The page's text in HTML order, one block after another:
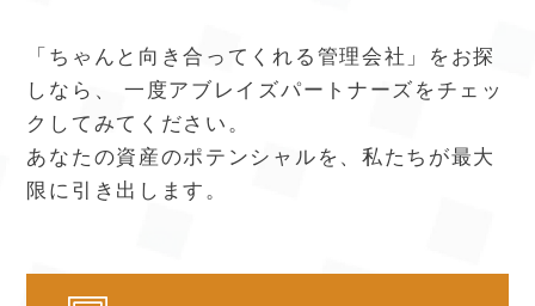
「ちゃんと向き合ってくれる管理会社」をお探
しなら、
一度アブレイズパートナーズをチェッ
クしてみてください。
あなたの資産のポテンシャルを、私たちが最大
限に引き出します。